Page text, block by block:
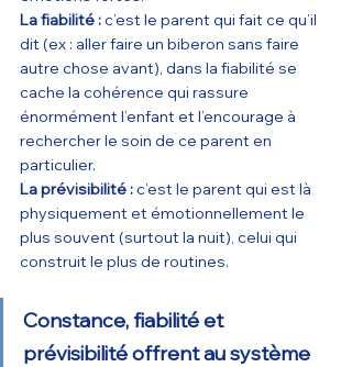
La fiabilité : c’est le parent qui fait ce qu’il
dit (ex : aller faire un biberon sans faire
autre chose avant), dans la fiabilité se
cache la cohérence qui rassure
énormément l’enfant et l’encourage à
rechercher le soin de ce parent en
particulier.
La prévisibilité : c’est le parent qui est là
physiquement et émotionnellement le
plus souvent (surtout la nuit), celui qui
construit le plus de routines.
Constance, fiabilité et
prévisibilité offrent au système